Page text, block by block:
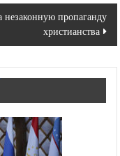
незаконную пропаганду
христианства